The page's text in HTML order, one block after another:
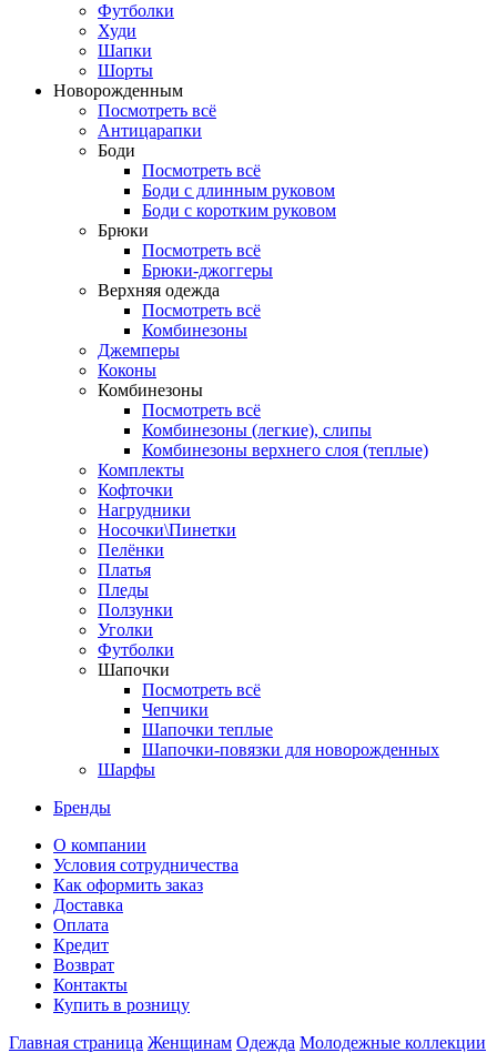
Футболки
Худи
Шапки
Шорты
Новорожденным
Посмотреть всё
Антицарапки
Боди
Посмотреть всё
Боди с длинным руковом
Боди с коротким руковом
Брюки
Посмотреть всё
Брюки-джоггеры
Верхняя одежда
Посмотреть всё
Комбинезоны
Джемперы
Коконы
Комбинезоны
Посмотреть всё
Комбинезоны (легкие), слипы
Комбинезоны верхнего слоя (теплые)
Комплекты
Кофточки
Нагрудники
Носочки\Пинетки
Пелёнки
Платья
Пледы
Ползунки
Уголки
Футболки
Шапочки
Посмотреть всё
Чепчики
Шапочки теплые
Шапочки-повязки для новорожденных
Шарфы
Бренды
О компании
Условия сотрудничества
Как оформить заказ
Доставка
Оплата
Кредит
Возврат
Контакты
Купить в розницу
Главная страница Женщинам Одежда Молодежные коллекции